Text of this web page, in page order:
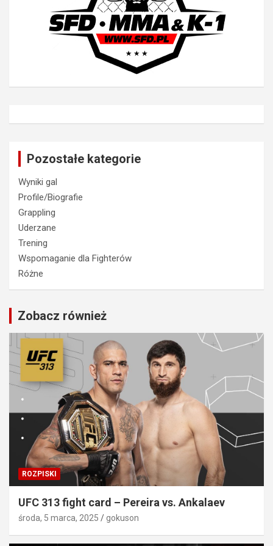
Pozostałe kategorie
Wyniki gal
Profile/Biografie
Grappling
Uderzane
Trening
Wspomaganie dla Fighterów
Różne
Zobacz również
ROZPISKI
UFC 313 fight card – Pereira vs. Ankalaev
środa, 5 marca, 2025 gokuson